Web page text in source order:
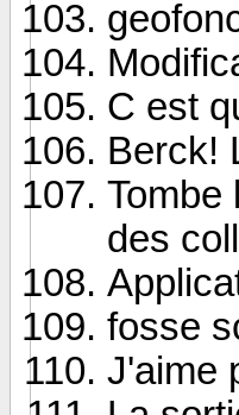
C est
Berck!
Tombe
des
fosse
J'aime